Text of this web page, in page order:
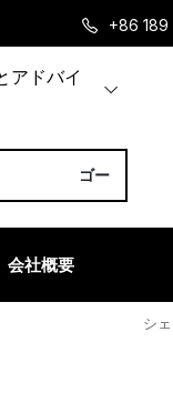
+86 189
アドバイ
会社概要
シ